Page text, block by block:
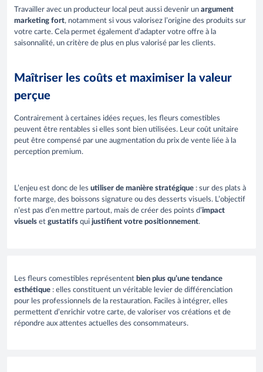
Travailler avec un producteur local peut aussi devenir un argument
marketing fort, notamment si vous valorisez l’origine des produits sur
votre carte. Cela permet également d’adapter votre offre à la
saisonnalité, un critère de plus en plus valorisé par les clients.
Maîtriser les coûts et maximiser la valeur
perçue
Contrairement à certaines idées reçues, les fleurs comestibles
peuvent être rentables si elles sont bien utilisées. Leur coût unitaire
peut être compensé par une augmentation du prix de vente liée à la
perception premium.
L’enjeu est donc de les utiliser de manière stratégique : sur des plats à
forte marge, des boissons signature ou des desserts visuels. L’objectif
n’est pas d’en mettre partout, mais de créer des points d’impact
visuels et gustatifs qui justifient votre positionnement.
Les fleurs comestibles représentent bien plus qu’une tendance
esthétique : elles constituent un véritable levier de différenciation
pour les professionnels de la restauration. Faciles à intégrer, elles
permettent d’enrichir votre carte, de valoriser vos créations et de
répondre aux attentes actuelles des consommateurs.